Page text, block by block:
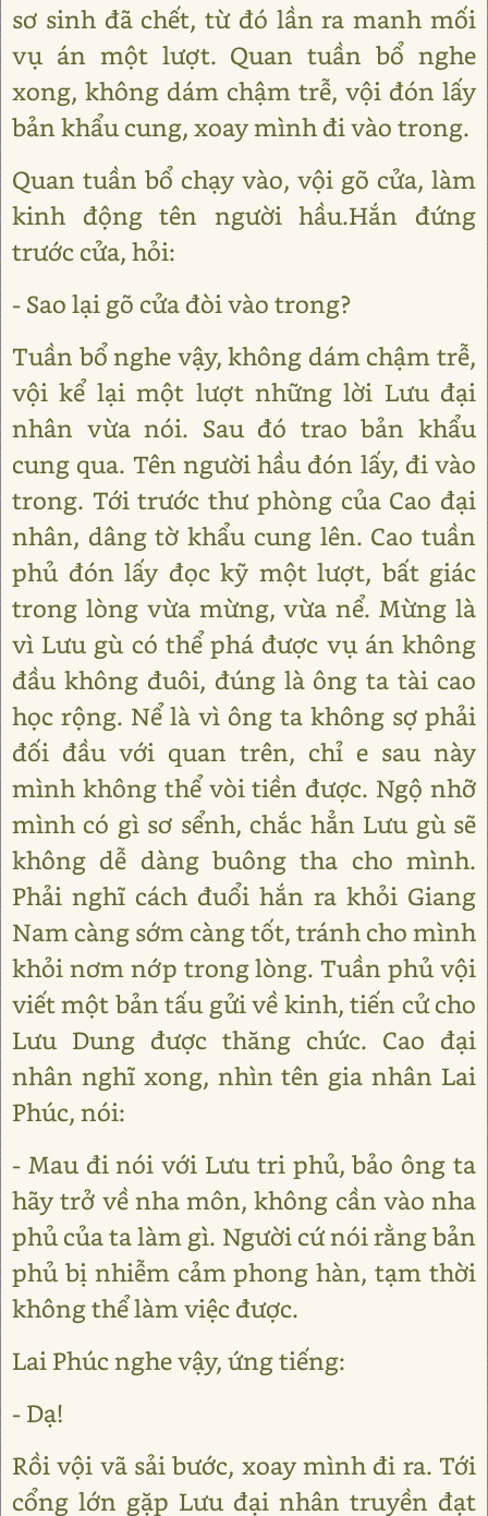
sơ sinh đã chết, từ đó lần ra manh mối
vụ án một lượt. Quan tuần bổ nghe
xong, không dám chậm trễ, vội đón lấy
bản khẩu cung, xoay mình đi vào trong.
Quan tuần bổ chạy vào, vội gõ cửa, làm
kinh động tên người hầu.Hắn đứng
trước cửa, hỏi:
- Sao lại gõ cửa đòi vào trong?
Tuần bổ nghe vậy, không dám chậm trễ,
vội kể lại một lượt những lời Lưu đại
nhân vừa nói. Sau đó trao bản khẩu
cung qua. Tên người hầu đón lấy, đi vào
trong. Tới trước thư phòng của Cao đại
nhân, dâng tờ khẩu cung lên. Cao tuần
phủ đón lấy đọc kỹ một lượt, bất giác
trong lòng vừa mừng, vừa nể. Mừng là
vì Lưu gù có thể phá được vụ án không
đầu không đuôi, đúng là ông ta tài cao
học rộng. Nể là vì ông ta không sợ phải
đối đầu với quan trên, chỉ e sau này
mình không thể vòi tiền được. Ngộ nhỡ
mình có gì sơ sểnh, chắc hẳn Lưu gù sẽ
không dễ dàng buông tha cho mình.
Phải nghĩ cách đuổi hắn ra khỏi Giang
Nam càng sớm càng tốt, tránh cho mình
khỏi nơm nớp trong lòng. Tuần phủ vội
viết một bản tấu gửi về kinh, tiến cử cho
Lưu Dung được thăng chức. Cao đại
nhân nghĩ xong, nhìn tên gia nhân Lai
Phúc, nói:
- Mau đi nói với Lưu tri phủ, bảo ông ta
hãy trở về nha môn, không cần vào nha
phủ của ta làm gì. Người cứ nói rằng bản
phủ bị nhiễm cảm phong hàn, tạm thời
không thể làm việc được.
Lai Phúc nghe vậy, ứng tiếng:
- Dạ!
Rồi vội vã sải bước, xoay mình đi ra. Tới
cổng lớn gặp Lưu đại nhân truyền đạt